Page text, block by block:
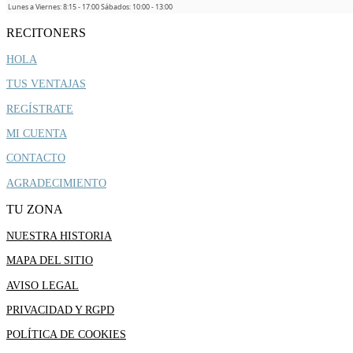
Lunes a Viernes: 8:15 - 17:00 Sábados: 10:00 - 13:00
RECITONERS
HOLA
TUS VENTAJAS
REGÍSTRATE
MI CUENTA
CONTACTO
AGRADECIMIENTO
TU ZONA
NUESTRA HISTORIA
MAPA DEL SITIO
AVISO LEGAL
PRIVACIDAD Y RGPD
POLÍTICA DE COOKIES